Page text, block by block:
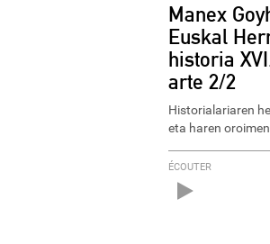
Manex
Euskal
historia
arte 2/2
Historialariaren
eta haren
ÉCOUTER